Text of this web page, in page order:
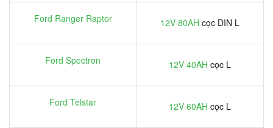
Ford Ranger Raptor 12V 80AH cọc DIN L
Ford Spectron 12V 40AH cọc L
Ford Telstar 12V 60AH cọc L